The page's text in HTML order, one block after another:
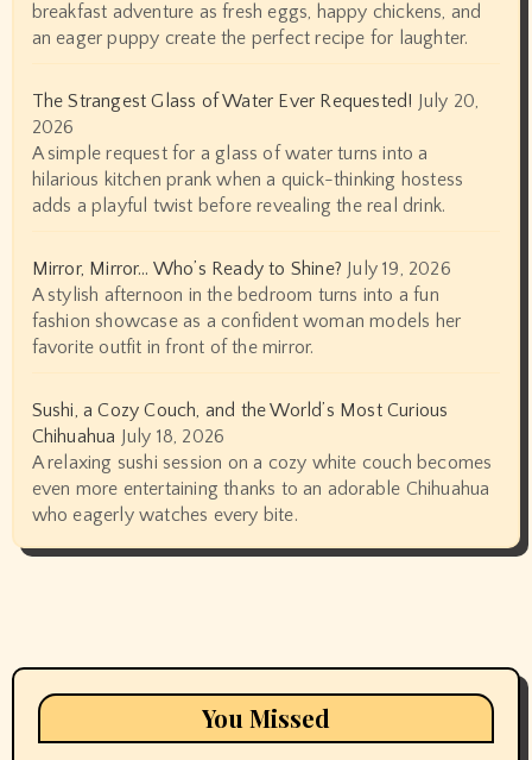
breakfast adventure as fresh eggs, happy chickens, and
an eager puppy create the perfect recipe for laughter.
The Strangest Glass of Water Ever Requested! July 20,
2026
A simple request for a glass of water turns into a
hilarious kitchen prank when a quick-thinking hostess
adds a playful twist before revealing the real drink.
Mirror, Mirror… Who’s Ready to Shine? July 19, 2026
A stylish afternoon in the bedroom turns into a fun
fashion showcase as a confident woman models her
favorite outfit in front of the mirror.
Sushi, a Cozy Couch, and the World’s Most Curious
Chihuahua July 18, 2026
A relaxing sushi session on a cozy white couch becomes
even more entertaining thanks to an adorable Chihuahua
who eagerly watches every bite.
You Missed